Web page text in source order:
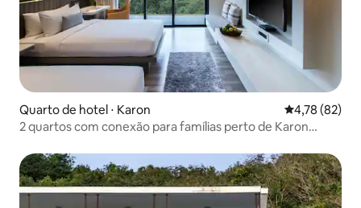
Quarto de hotel ⋅ Karon 4,78 de uma
4,78 (82)
2 quartos com conexão para famílias perto de Karon